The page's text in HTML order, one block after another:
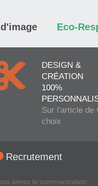
Eco-
DESIGN &
CRÉATION
100%
Sur l'article de
choix
Recrutement
aimez la communication